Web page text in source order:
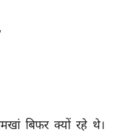
बिफर क्यों रहे थे।